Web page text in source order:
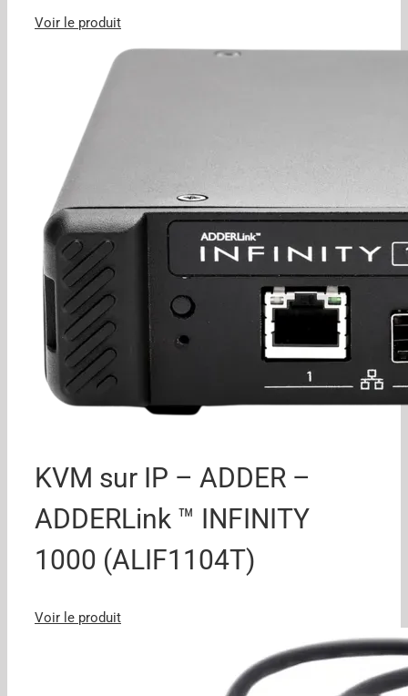
Voir le produit
KVM sur IP – ADDER –
ADDERLink ™ INFINITY
1000 (ALIF1104T)
Voir le produit